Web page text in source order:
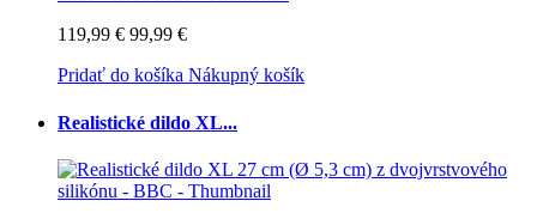
119,99 € 99,99 €
Pridať do košíka Nákupný košík
Realistické dildo XL...